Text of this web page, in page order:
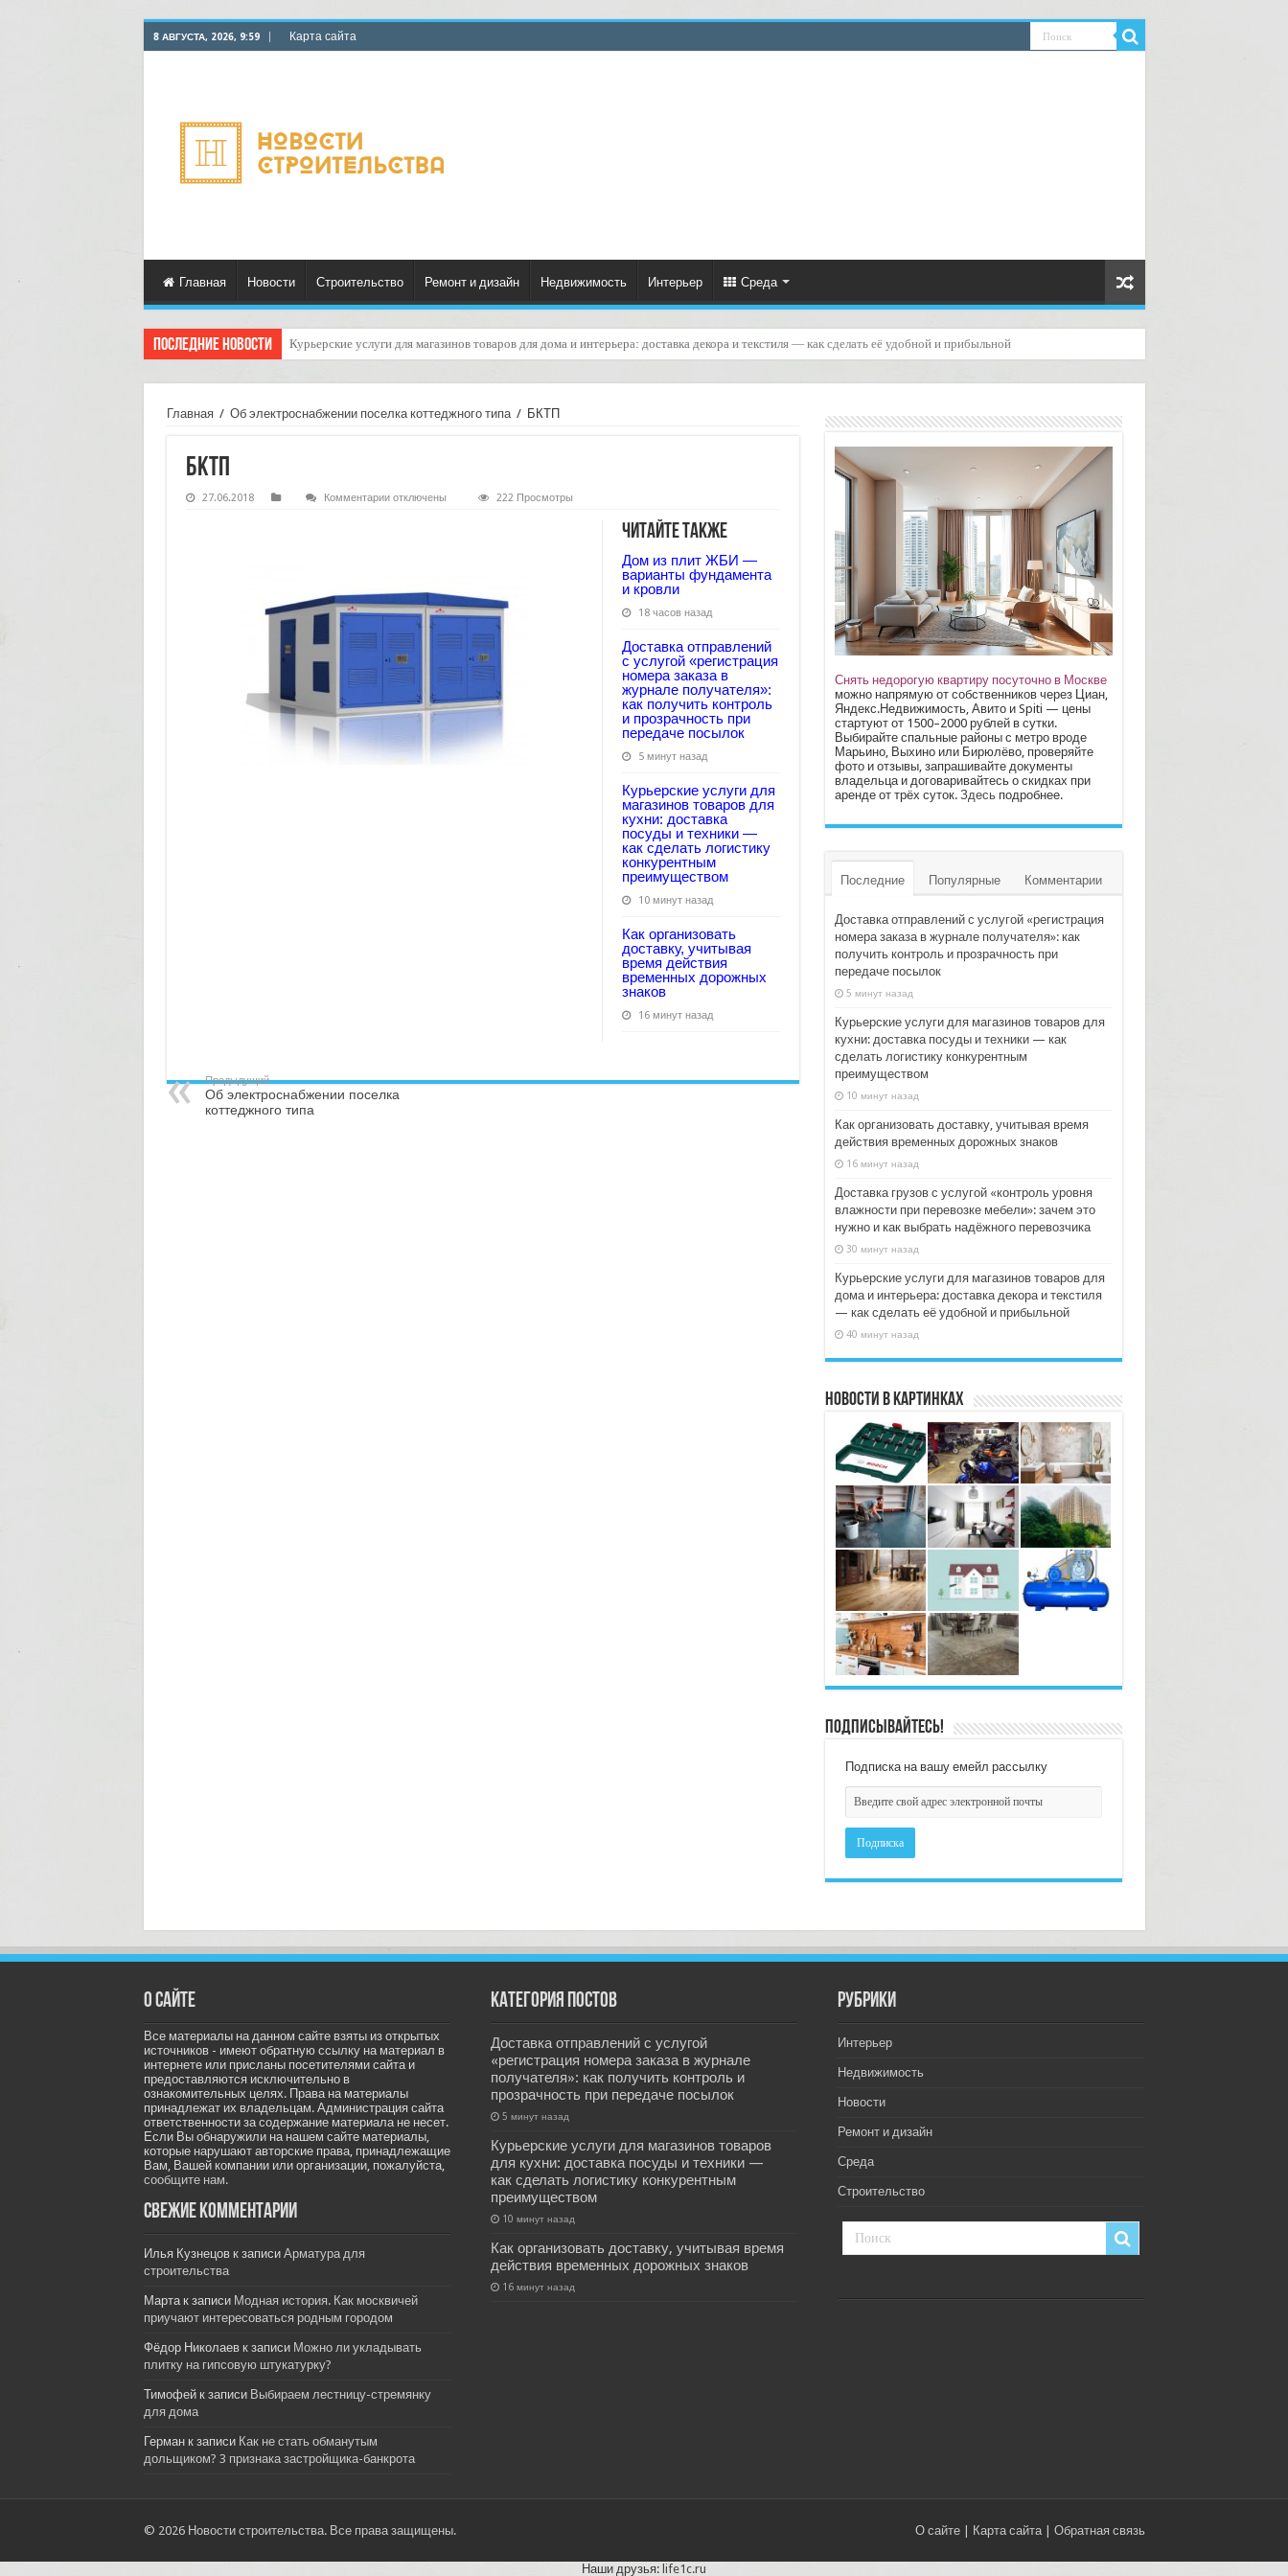
8 АВГУСТА, 2026, 9:59 Карта сайта
Главная Новости Строительство Ремонт и дизайн Недвижимость Интерьер Среда
Последние новости Как рассчитать долю заказов, требующих повторной доставки: практическое руководство
Главная / Об электроснабжении поселка коттеджного типа / БКТП
БКТП
27.06.2018 Комментариикотключены 222 Просмотры
Читайте также
Дом из плит ЖБИ —
варианты фундамента
и кровли
18 часов назад
Доставка отправлений
с услугой «регистрация
номера заказа в
журнале получателя»:
как получить контроль
и прозрачность при
передаче посылок
5 минут назад
Курьерские услуги для
магазинов товаров для
кухни: доставка
посуды и техники —
как сделать логистику
конкурентным
преимуществом
10 минут назад
Как организовать
доставку, учитывая
время действия
временных дорожных
знаков
16 минут назад
Предыдущий
Об электроснабжении поселка
коттеджного типа
Снять недорогую квартиру посуточно в Москве
можно напрямую от собственников через Циан,
Яндекс.Недвижимость, Авито и Spiti — цены
стартуют от 1500–2000 рублей в сутки.
Выбирайте спальные районы с метро вроде
Марьино, Выхино или Бирюлёво, проверяйте
фото и отзывы, запрашивайте документы
владельца и договаривайтесь о скидках при
аренде от трёх суток. Здесьподробнее.
Последние Популярные Комментарии
Доставка отправлений с услугой «регистрация
номера заказа в журнале получателя»: как
получить контроль и прозрачность при
передаче посылок
5 минут назад
Курьерские услуги для магазинов товаров для
кухни: доставка посуды и техники — как
сделать логистику конкурентным
преимуществом
10 минут назад
Как организовать доставку, учитывая время
действия временных дорожных знаков
16 минут назад
Доставка грузов с услугой «контроль уровня
влажности при перевозке мебели»: зачем это
нужно и как выбрать надёжного перевозчика
30 минут назад
Курьерские услуги для магазинов товаров для
дома и интерьера: доставка декора и текстиля
— как сделать её удобной и прибыльной
40 минут назад
Новости в картинках
Подписывайтесь!
Подписка на вашу емейл рассылку
О сайте
Все материалы на данном сайте взяты из открытых
источников - имеют обратную ссылку на материал в
интернете или присланы посетителями сайта и
предоставляются исключительно в
ознакомительных целях. Права на материалы
принадлежат их владельцам. Администрация сайта
ответственности за содержание материала не несет.
Если Вы обнаружили на нашем сайте материалы,
которые нарушают авторские права, принадлежащие
Вам, Вашей компании или организации, пожалуйста,
сообщите нам.
Свежие комментарии
Илья Кузнецовк записи Арматура для
строительства
Мартак записи Модная история. Как москвичей
приучают интересоваться родным городом
Фёдор Николаевк записи Можно ли укладывать
плитку на гипсовую штукатурку?
Тимофейк записи Выбираем лестницу-стремянку
для дома
Германк записи Как не стать обманутым
дольщиком? 3 признака застройщика-банкрота
Категория постов
Доставка отправлений с услугой
«регистрация номера заказа в журнале
получателя»: как получить контроль и
прозрачность при передаче посылок
5 минут назад
Курьерские услуги для магазинов товаров
для кухни: доставка посуды и техники —
как сделать логистику конкурентным
преимуществом
10 минут назад
Как организовать доставку, учитывая время
действия временных дорожных знаков
16 минут назад
РУбрики
Интерьер
Недвижимость
Новости
Ремонт и дизайн
Среда
Строительство
О сайте| Карта сайта| Обратная связь
© 2026 Новости строительства. Все права защищены.
Наши друзья: life1c.ru